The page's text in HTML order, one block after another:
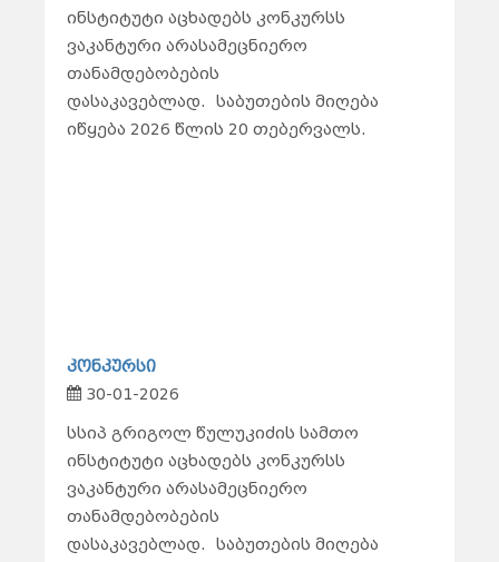
ინსტიტუტი აცხადებს კონკურსს
ვაკანტური არასამეცნიერო
თანამდებობების
დასაკავებლად.
საბუთების მიღება
იწყება 2026 წლის 20 თებერვალს.
კონკურსი
30-01-2026
სსიპ გრიგოლ წულუკიძის სამთო
ინსტიტუტი აცხადებს კონკურსს
ვაკანტური არასამეცნიერო
თანამდებობების
დასაკავებლად.
საბუთების მიღება